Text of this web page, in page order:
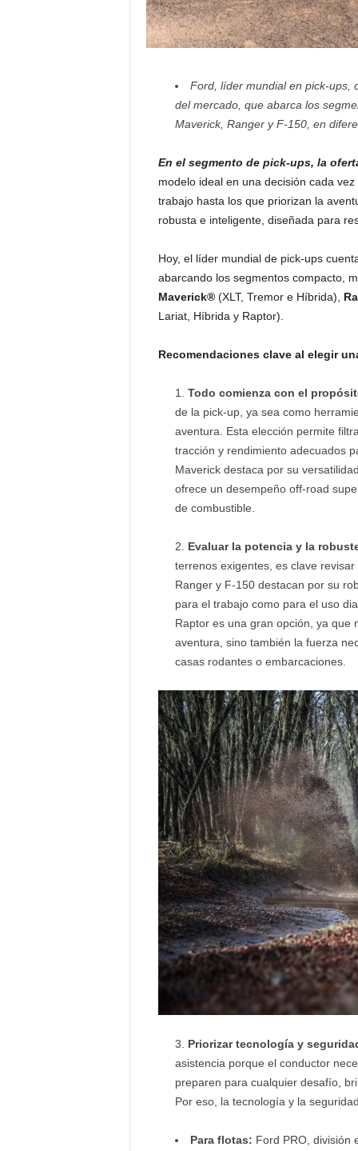
Ford, líder mundial en pick-ups,
del mercado, que abarca los
Maverick, Ranger y F-150, en
En el segmento de pick-ups, la
modelo ideal en una decisión cada
trabajo hasta los que priorizan la
robusta e inteligente, diseñada para
Hoy, el líder mundial de pick-ups
abarcando los segmentos compacto,
Maverick®(XLT, Tremor e Híbrida),
Lariat, Híbrida y Raptor).
Recomendaciones clave al elegir
Todo comienza con el
de la pick-up, ya sea como
aventura. Esta elección permite
tracción y rendimiento adecuados
Maverick destaca por su
ofrece un desempeño off-road
de combustible.
Evaluar la potencia y la
terrenos exigentes, es clave
Ranger y F-150 destacan por su
para el trabajo como para el uso
Raptor es una gran opción, ya que
aventura, sino también la fuerza
casas rodantes o embarcaciones.
Priorizar tecnología y
asistencia porque el conductor
preparen para cualquier desafío,
Por eso, la tecnología y la
Para flotas: Ford PRO, división